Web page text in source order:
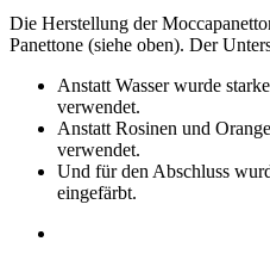
Die Herstellung der
Panettone (siehe oben). Der
Anstatt Wasser wurde
verwendet.
Anstatt Rosinen und
verwendet.
Und für den Abschluss
eingefärbt.